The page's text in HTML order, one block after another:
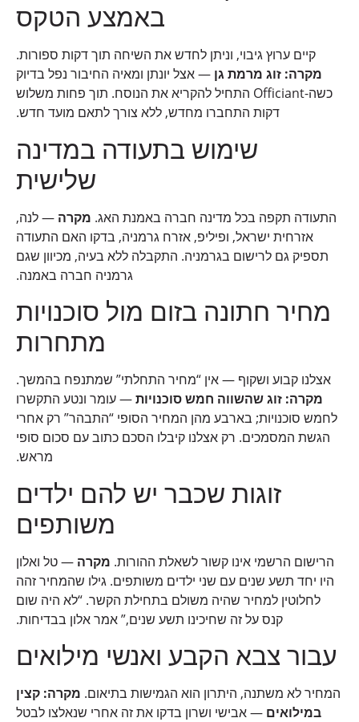
באמצע הטקס
קיים ערוץ גיבוי, וניתן לחדש את השיחה תוך דקות ספורות.
מקרה: זוג מרמת גן — אצל יונתן ומאיה החיבור נפל בדיוק
כשה-Officiant התחיל להקריא את הנוסח. תוך פחות משלוש
דקות התחברו מחדש, ללא צורך לתאם מועד חדש.
שימוש בתעודה במדינה
שלישית
התעודה תקפה בכל מדינה חברה באמנת האג. מקרה — לנה,
אזרחית ישראל, ופיליפ, אזרח גרמניה, בדקו האם התעודה
תספיק גם לרישום בגרמניה. התקבלה ללא בעיה, מכיוון שגם
גרמניה חברה באמנה.
מחיר חתונה בזום מול סוכנויות
מתחרות
אצלנו קבוע ושקוף — אין “מחיר התחלתי” שמתנפח בהמשך.
מקרה: זוג שהשווה חמש סוכנויות— עומר ונטע התקשרו
לחמש סוכנויות; בארבע מהן המחיר הסופי “התבהר” רק אחרי
הגשת המסמכים. רק אצלנו קיבלו הסכם כתוב עם סכום סופי
מראש.
זוגות שכבר יש להם ילדים
משותפים
הרישום הרשמי אינו קשור לשאלת ההורות. מקרה — טל ואלון
היו יחד תשע שנים עם שני ילדים משותפים. גילו שהמחיר זהה
לחלוטין למחיר שהיה משולם בתחילת הקשר. “לא היה שום
קנס על זה שחיכינו תשע שנים,” אמר אלון בבדיחות.
עבור צבא הקבע ואנשי מילואים
המחיר לא משתנה, היתרון הוא הגמישות בתיאום. מקרה: קצין
במילואים — אבישי ושרון בדקו את זה אחרי שנאלצו לבטל